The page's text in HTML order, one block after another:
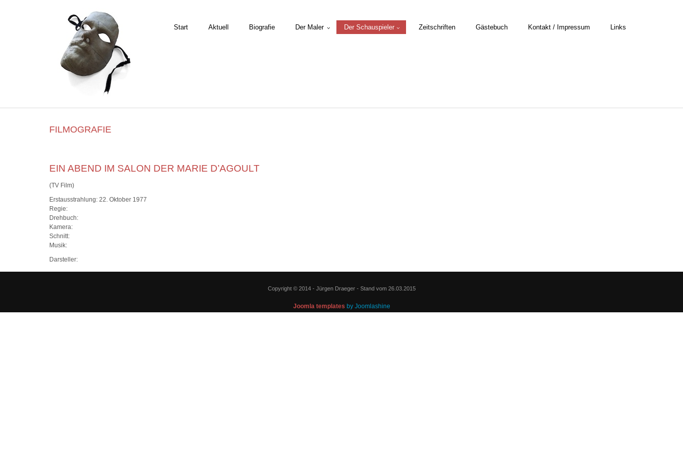
Start Aktuell Biografie Der Maler Der Schauspieler Zeitschriften Gästebuch Kontakt / Impressum Links
FILMOGRAFIE
EIN ABEND IM SALON DER MARIE D’AGOULT
(TV Film)
Erstausstrahlung: 22. Oktober 1977
Regie:
Drehbuch:
Kamera:
Schnitt:
Musik:
Darsteller:
Copyright © 2014 - Jürgen Draeger - Stand vom 26.03.2015
Joomla templates by Joomlashine